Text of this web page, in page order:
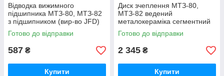
Відводка вижимного
підшипника МТЗ-80, МТЗ-82
з підшипником (вир-во JFD)
підшипник вижимний МТЗ 50-
1601180 / 986714КС17
Готово до відправки
587 ₴
Купити
Диск зчеплення МТЗ-80,
МТЗ-82 ведений
металокераміка сегментний
гумовий демпфер (ТМ JFD)
85-1601130-А / 85-1601130
Готово до відправки
2 345 ₴
Купити